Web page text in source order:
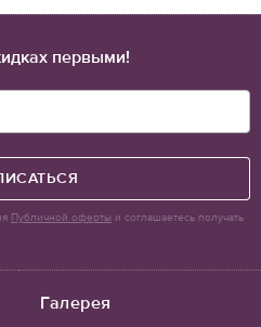
Галерея
первыми!
Публичной оферты и соглашаетесь получать